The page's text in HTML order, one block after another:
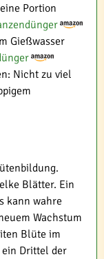
Portion
Gießwasser
Nicht zu viel
Blätter. Ein
kann wahre
Wachstum
Blüte im
ein Drittel der